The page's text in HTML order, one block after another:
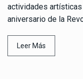
actividades
aniversario de la
Leer Más